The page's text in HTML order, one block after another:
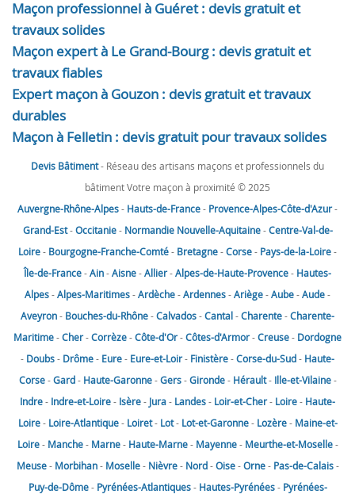
Maçon professionnel à Guéret : devis gratuit et
travaux solides
Maçon expert à Le Grand-Bourg : devis gratuit et
travaux fiables
Expert maçon à Gouzon : devis gratuit et travaux
durables
Maçon à Felletin : devis gratuit pour travaux solides
Devis Bâtiment- Réseau des artisans maçons et professionnels du
bâtiment Votre maçon à proximité © 2025
Auvergne-Rhône-Alpes- Hauts-de-France- Provence-Alpes-Côte-d'Azur-
Grand-Est-Occitanie- Normandie Nouvelle-Aquitaine-Centre-Val-de-
Loire- Bourgogne-Franche-Comté- Bretagne-Corse- Pays-de-la-Loire-
Île-de-France-Ain-Aisne-Allier-Alpes-de-Haute-Provence- Hautes-
Alpes-Alpes-Maritimes-Ardèche-Ardennes-Ariège-Aube-Aude-
Aveyron- Bouches-du-Rhône-Calvados-Cantal-Charente-Charente-
Maritime-Cher-Corrèze-Côte-d'Or-Côtes-d'Armor-Creuse- Dordogne
- Doubs- Drôme- Eure- Eure-et-Loir- Finistère-Corse-du-Sud- Haute-
Corse-Gard- Haute-Garonne-Gers-Gironde- Hérault- Ille-et-Vilaine-
Indre- Indre-et-Loire- Isère- Jura- Landes- Loir-et-Cher- Loire- Haute-
Loire- Loire-Atlantique- Loiret- Lot- Lot-et-Garonne- Lozère- Maine-et-
Loire- Manche- Marne- Haute-Marne- Mayenne- Meurthe-et-Moselle-
Meuse- Morbihan- Moselle- Nièvre- Nord-Oise-Orne- Pas-de-Calais-
Puy-de-Dôme- Pyrénées-Atlantiques- Hautes-Pyrénées- Pyrénées-